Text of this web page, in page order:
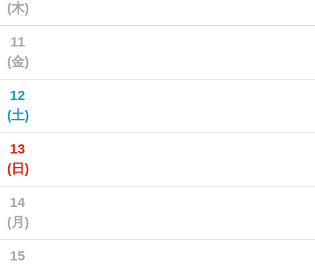
(木)
11
(金)
12
(土)
13
(日)
14
(月)
15